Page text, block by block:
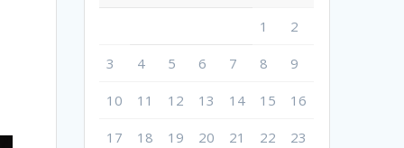
1 2
3 4 5 6 7 8 9
10 11 12 13 14 15 16
17 18 19 20 21 22 23